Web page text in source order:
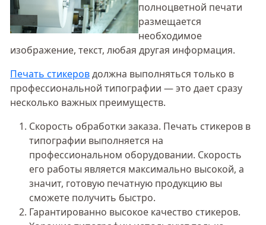
полноцветной печати
размещается
необходимое
изображение, текст, любая другая информация.
Печать стикеровдолжна выполняться только в
профессиональной типографии — это дает сразу
несколько важных преимуществ.
Скорость обработки заказа. Печать стикеров в
типографии выполняется на
профессиональном оборудовании. Скорость
его работы является максимально высокой, а
значит, готовую печатную продукцию вы
сможете получить быстро.
Гарантированно высокое качество стикеров.